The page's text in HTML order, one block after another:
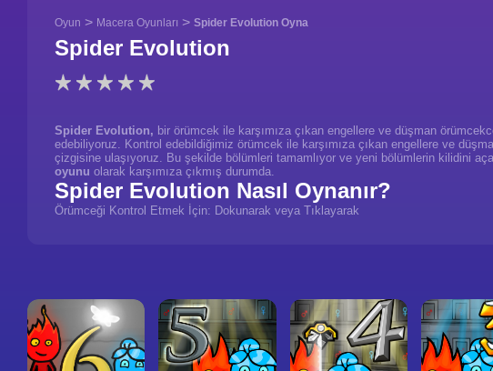
Oyun > Macera Oyunları > Spider Evolution Oyna
Spider Evolution
Spider Evolution, bir örümcek ile karşımıza çıkan engellere ve düşman
edebiliyoruz. Kontrol edebildiğimiz örümcek ile karşımıza çıkan engellere ve
çizgisine ulaşıyoruz. Bu şekilde bölümleri tamamlıyor ve yeni bölümlerin kilidini
oyunu olarak karşımıza çıkmış durumda.
Spider Evolution Nasıl Oynanır?
Örümceği Kontrol Etmek İçin: Dokunarak veya Tıklayarak